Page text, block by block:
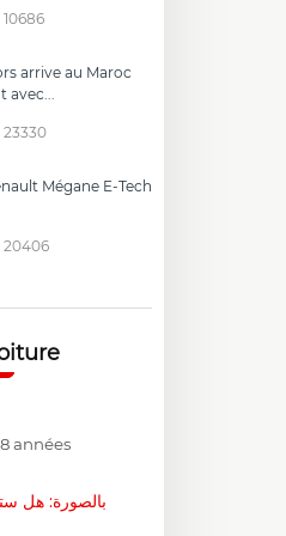
10686
arrive au Maroc
avec...
23330
Mégane E-Tech
20406
années
بالصورة: هل